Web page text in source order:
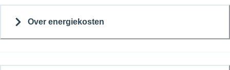
Over energiekosten